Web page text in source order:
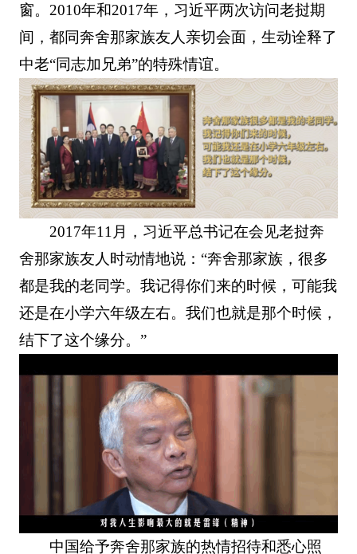
窗。2010年和2017年，习近平两次访问老挝期
间，都同奔舍那家族友人亲切会面，生动诠释了
中老“同志加兄弟”的特殊情谊。
2017年11月，习近平总书记在会见老挝奔
舍那家族友人时动情地说：“奔舍那家族，很多
都是我的老同学。我记得你们来的时候，可能我
还是在小学六年级左右。我们也就是那个时候，
结下了这个缘分。”
中国给予奔舍那家族的热情招待和悉心照